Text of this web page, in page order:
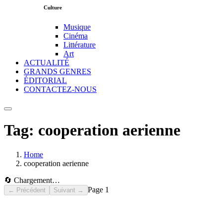
Culture
Musique
Cinéma
Littérature
Art
ACTUALITÉ
GRANDS GENRES
ÉDITORIAL
CONTACTEZ-NOUS
Tag: cooperation aerienne
Home
cooperation aerienne
🔄 Chargement…
← Précédent Suivant → Page 1